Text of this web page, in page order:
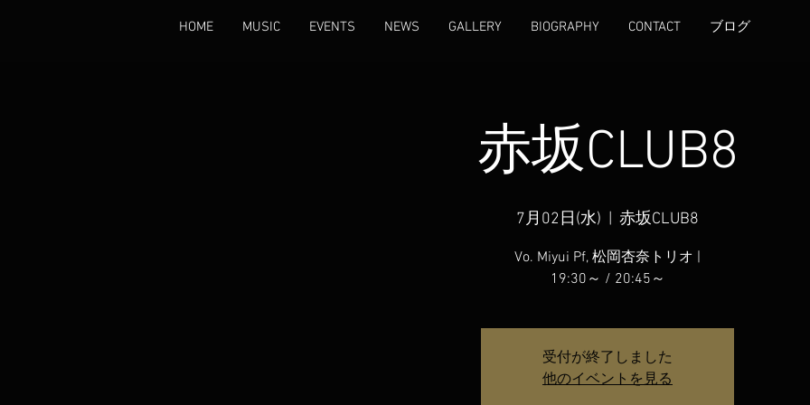
HOME MUSIC EVENTS NEWS GALLERY BIOGRAPHY CONTACT ブログ
赤坂CLUB8
7月02日(水) 赤坂CLUB8
Vo. Miyui Pf, 松岡杏奈トリオ |
19:30～ / 20:45～
受付が終了しました
他のイベントを見る